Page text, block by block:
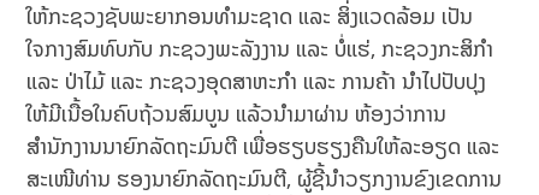
ໃຫ້ກະຊວງຊັບພະຍາກອນທຳມະຊາດ ແລະ ສິ່ງແວດລ້ອມ ເປັນ
ໃຈກາງສົມທົບກັບ ກະຊວງພະລັງງານ ແລະ ບໍ່ແຮ່, ກະຊວງກະສິກຳ
ແລະ ປ່າໄມ້ ແລະ ກະຊວງອຸດສາຫະກຳ ແລະ ການຄ້າ ນຳໄປປັບປຸງ
ໃຫ້ມີເນື້ອໃນຄົບຖ້ວນສົມບູນ ແລ້ວນຳມາຜ່ານ ຫ້ອງວ່າການ
ສຳນັກງານນາຍົກລັດຖະມົນຕີ ເພື່ອຮຽບຮຽງຄືນໃຫ້ລະອຽດ ແລະ
ສະເໜີທ່ານ ຮອງນາຍົກລັດຖະມົນຕີ, ຜູ້ຊີ້ນຳວຽກງານຂົງເຂດການ